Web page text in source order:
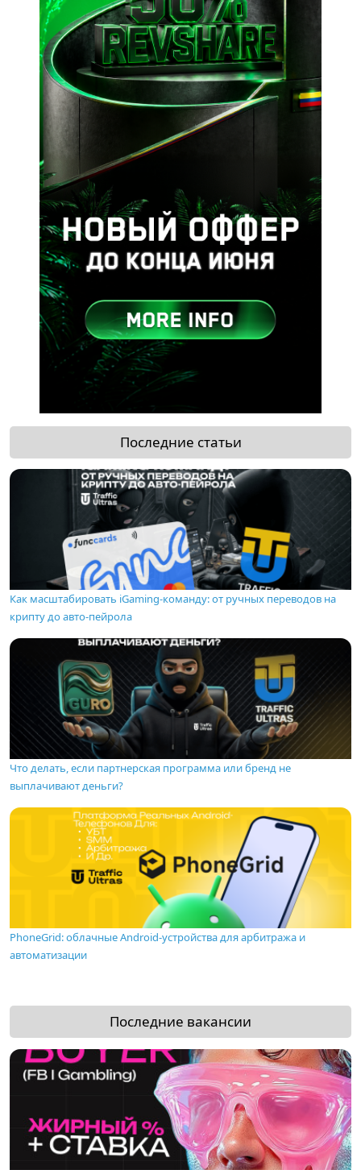
Последние статьи
Как масштабировать iGaming-команду: от ручных переводов на
крипту до авто-пейрола
Что делать, если партнерская программа или бренд не
выплачивают деньги?
PhoneGrid: облачные Android-устройства для арбитража и
автоматизации
Последние вакансии